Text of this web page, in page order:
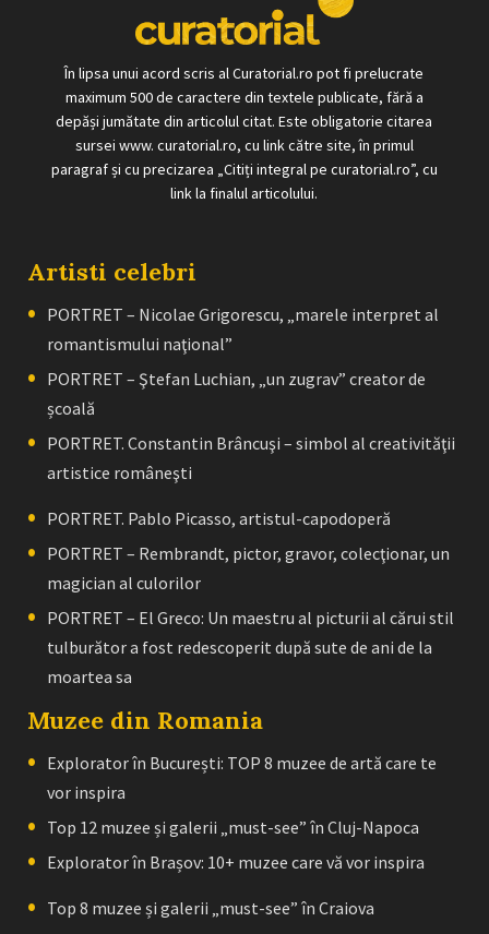
În lipsa unui acord scris al Curatorial.ro pot fi prelucrate
maximum 500 de caractere din textele publicate, fără a
depăși jumătate din articolul citat. Este obligatorie citarea
sursei www. curatorial.ro, cu link către site, în primul
paragraf și cu precizarea „Citiți integral pe curatorial.ro”, cu
link la finalul articolului.
Artisti celebri
PORTRET – Nicolae Grigorescu, „marele interpret al
romantismului naţional”
PORTRET – Ştefan Luchian, „un zugrav” creator de
școală
PORTRET. Constantin Brâncuşi – simbol al creativităţii
artistice româneşti
PORTRET. Pablo Picasso, artistul-capodoperă
PORTRET – Rembrandt, pictor, gravor, colecţionar, un
magician al culorilor
PORTRET – El Greco: Un maestru al picturii al cărui stil
tulburător a fost redescoperit după sute de ani de la
moartea sa
Muzee din Romania
Explorator în București: TOP 8 muzee de artă care te
vor inspira
Top 12 muzee și galerii „must-see” în Cluj-Napoca
Explorator în Brașov: 10+ muzee care vă vor inspira
Top 8 muzee și galerii „must-see” în Craiova